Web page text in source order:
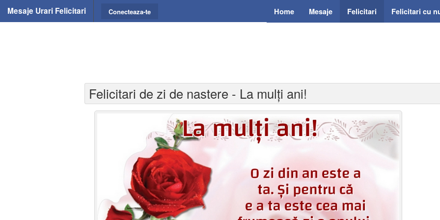
Mesaje Urari Felicitari Home Mesaje Felicitari Felicitari cu
Conecteaza-te
Felicitari de zi de nastere - La mulți ani!